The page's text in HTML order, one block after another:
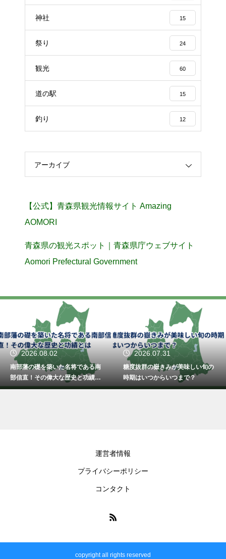
神社 15
祭り 24
観光 60
道の駅 15
釣り 12
アーカイブ
【公式】青森県観光情報サイト Amazing
AOMORI
青森県の観光スポット｜青森県庁ウェブサイト
Aomori Prefectural Government
2026.07.31
糖度抜群の嶽きみが美味しい旬の
時期はいつからいつまで？
2026.07.29
青森で生姜味噌おでんを味わう！
絶対に行くべきおすすめの店
運営者情報
プライバシーポリシー
コンタクト
copyright all rights reserved